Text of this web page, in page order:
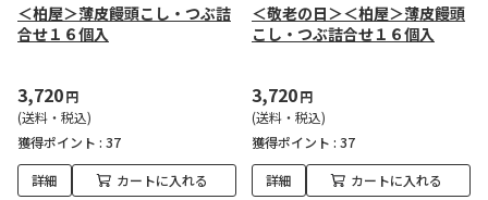
＜柏屋＞薄皮饅頭こし・つぶ詰
合せ１６個入
3,720円
(送料・税込)
獲得ポイント : 37
詳細 カートに入れる
＜敬老の日＞＜柏屋＞薄皮饅頭
こし・つぶ詰合せ１６個入
3,720円
(送料・税込)
獲得ポイント : 37
詳細 カートに入れる